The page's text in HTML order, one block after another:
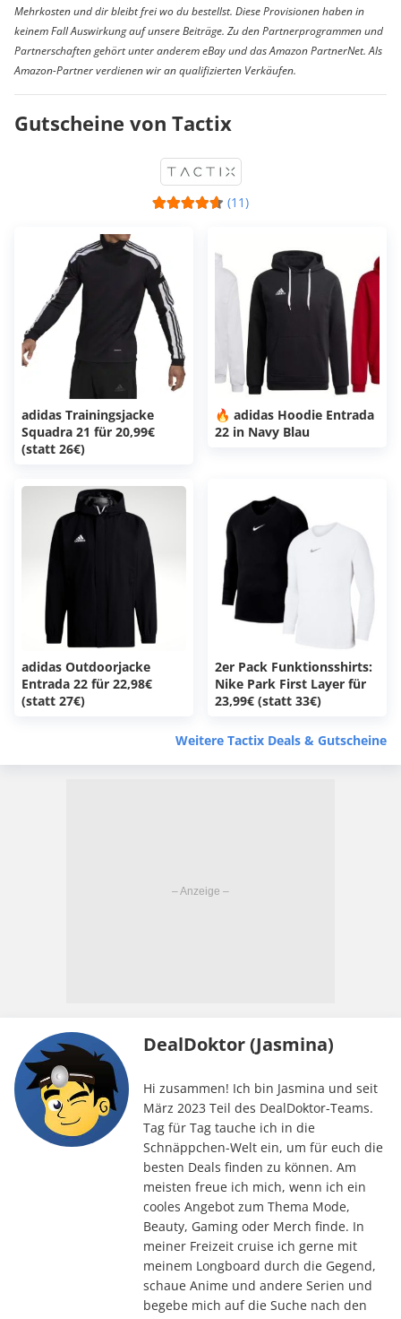
Mehrkosten und dir bleibt frei wo du bestellst. Diese Provisionen haben in
keinem Fall Auswirkung auf unsere Beiträge. Zu den Partnerprogrammen und
Partnerschaften gehört unter anderem eBay und das Amazon PartnerNet. Als
Amazon-Partner verdienen wir an qualifizierten Verkäufen.
Gutscheine von Tactix
(11)
adidas Trainingsjacke
Squadra 21 für 20,99€
(statt 26€)
🔥 adidas Hoodie Entrada
22 in Navy Blau
adidas Outdoorjacke
Entrada 22 für 22,98€
(statt 27€)
2er Pack Funktionsshirts:
Nike Park First Layer für
23,99€ (statt 33€)
Weitere Tactix Deals & Gutscheine
DealDoktor (Jasmina)
Hi zusammen! Ich bin Jasmina und seit
März 2023 Teil des DealDoktor-Teams.
Tag für Tag tauche ich in die
Schnäppchen-Welt ein, um für euch die
besten Deals finden zu können. Am
meisten freue ich mich, wenn ich ein
cooles Angebot zum Thema Mode,
Beauty, Gaming oder Merch finde. In
meiner Freizeit cruise ich gerne mit
meinem Longboard durch die Gegend,
schaue Anime und andere Serien und
begebe mich auf die Suche nach den